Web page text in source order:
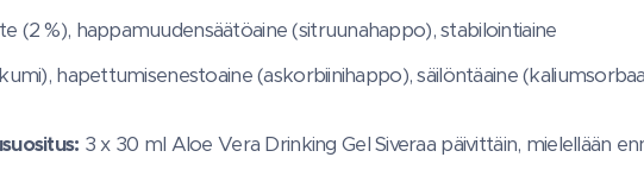
(2 %), happamuudensäätöaine (sitruunahappo), stabilointiaine
hapettumisenestoaine (askorbiinihappo), säilöntäaine
3 x 30 ml Aloe Vera Drinking Gel Siveraa päivittäin, mielellään